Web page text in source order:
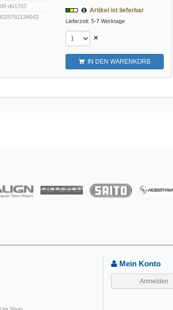
ds1707
Artikel ist lieferbar
Lieferzeit: 5-7 Werktage
×
IN DEN WARENKORB
Mein Konto
Anmelden